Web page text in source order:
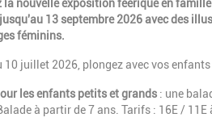
la nouvelle exposition féérique en
13 septembre 2026 avec des
féminins.
10 juillet 2026, plongez avec vos
les enfants petits et grands : une
à partir de 7 ans. Tarifs : 16E /